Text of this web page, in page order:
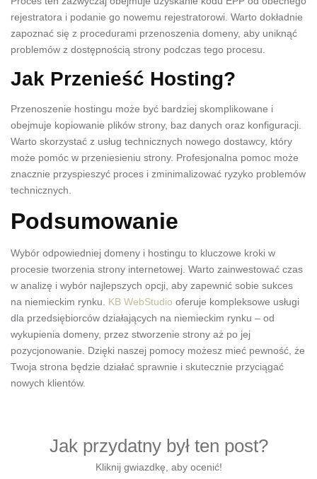
rejestratora i podanie go nowemu rejestratorowi. Warto dokładnie
zapoznać się z procedurami przenoszenia domeny, aby uniknąć
problemów z dostępnością strony podczas tego procesu.
Jak Przenieść Hosting?
Przenoszenie hostingu może być bardziej skomplikowane i
obejmuje kopiowanie plików strony, baz danych oraz konfiguracji.
Warto skorzystać z usług technicznych nowego dostawcy, który
może pomóc w przeniesieniu strony. Profesjonalna pomoc może
znacznie przyspieszyć proces i zminimalizować ryzyko problemów
technicznych.
Podsumowanie
Wybór odpowiedniej domeny i hostingu to kluczowe kroki w
procesie tworzenia strony internetowej. Warto zainwestować czas
w analizę i wybór najlepszych opcji, aby zapewnić sobie sukces
na niemieckim rynku. KB WebStudio oferuje kompleksowe usługi
dla przedsiębiorców działających na niemieckim rynku – od
wykupienia domeny, przez stworzenie strony aż po jej
pozycjonowanie. Dzięki naszej pomocy możesz mieć pewność, że
Twoja strona będzie działać sprawnie i skutecznie przyciągać
nowych klientów.
Jak przydatny był ten post?
Kliknij gwiazdkę, aby ocenić!